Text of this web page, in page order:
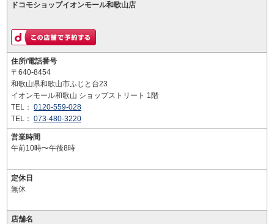
ドコモショップイオンモール和歌山店
住所/電話番号
〒640-8454
和歌山県和歌山市ふじと台23
イオンモール和歌山 ショップストリート 1階
TEL： 0120-559-028
TEL： 073-480-3220
営業時間
午前10時〜午後8時
定休日
無休
店舗名